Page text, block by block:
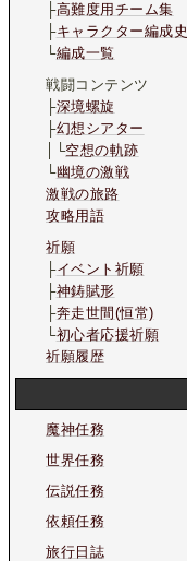
├高難度用チーム集
├キャラクター編成史
└編成一覧
戦闘コンテンツ
├深境螺旋
├幻想シアター
│└空想の軌跡
└幽境の激戦
激戦の旅路
攻略用語
祈願
├イベント祈願
├神鋳賦形
├奔走世間(恒常)
└初心者応援祈願
祈願履歴
魔神任務
世界任務
伝説任務
依頼任務
旅行日誌